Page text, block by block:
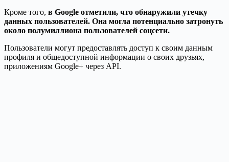
Кроме того, в Google отметили, что обнаружили утечку
данных пользователей. Она могла потенциально затронуть
около полумиллиона пользователей соцсети.
Пользователи могут предоставлять доступ к своим данным
профиля и общедоступной информации о своих друзьях,
приложениям Google+ через API.